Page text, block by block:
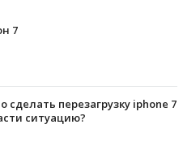
7
сделать перезагрузку iphone 7
ситуацию?